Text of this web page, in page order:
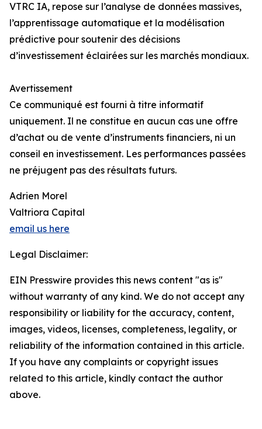
VTRC IA, repose sur l’analyse de données massives,
l’apprentissage automatique et la modélisation
prédictive pour soutenir des décisions
d’investissement éclairées sur les marchés mondiaux.
Avertissement
Ce communiqué est fourni à titre informatif
uniquement. Il ne constitue en aucun cas une offre
d’achat ou de vente d’instruments financiers, ni un
conseil en investissement. Les performances passées
ne préjugent pas des résultats futurs.
Adrien Morel
Valtriora Capital
email us here
Legal Disclaimer:
EIN Presswire provides this news content "as is"
without warranty of any kind. We do not accept any
responsibility or liability for the accuracy, content,
images, videos, licenses, completeness, legality, or
reliability of the information contained in this article.
If you have any complaints or copyright issues
related to this article, kindly contact the author
above.